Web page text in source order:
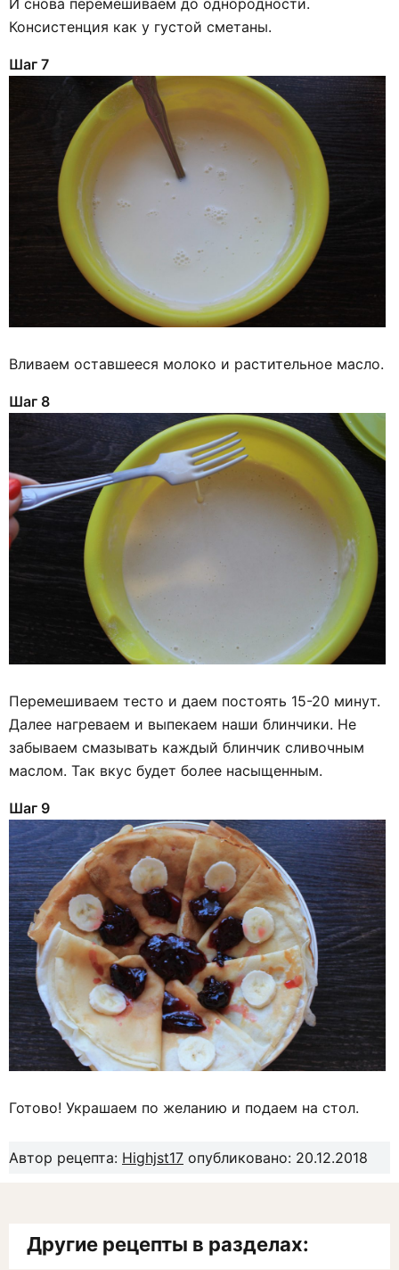
Консистенция как у густой сметаны.
Шаг 7
Вливаем оставшееся молоко и растительное масло.
Шаг 8
Перемешиваем тесто и даем постоять 15-20 минут.
Далее нагреваем и выпекаем наши блинчики. Не
забываем смазывать каждый блинчик сливочным
маслом. Так вкус будет более насыщенным.
Шаг 9
Готово! Украшаем по желанию и подаем на стол.
Автор рецепта: Highjst17 опубликовано: 20.12.2018
Другие рецепты в разделах: